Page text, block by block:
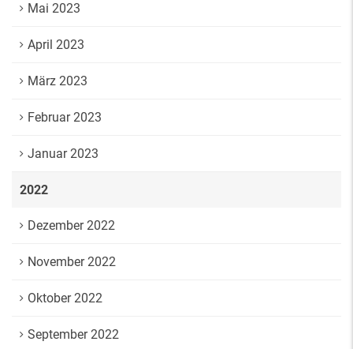
Mai 2023
April 2023
März 2023
Februar 2023
Januar 2023
2022
Dezember 2022
November 2022
Oktober 2022
September 2022